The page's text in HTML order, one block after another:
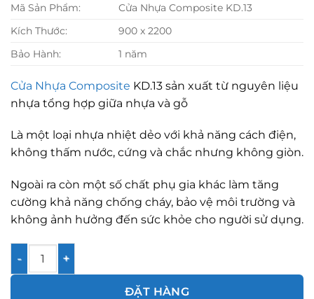
Mã Sản Phẩm:
Cửa Nhựa Composite KD.13
Kích Thước:
900 x 2200
Bảo Hành:
1 năm
Cửa Nhựa Composite KD.13 sản xuất từ nguyên liệu
nhựa tổng hợp giữa nhựa và gỗ
Là một loại nhựa nhiệt dẻo với khả năng cách điện,
không thấm nước, cứng và chắc nhưng không giòn.
Ngoài ra còn một số chất phụ gia khác làm tăng
cường khả năng chống cháy, bảo vệ môi trường và
không ảnh hưởng đến sức khỏe cho người sử dụng.
Cửa Nhựa Composite KD.13 số lượng
ĐẶT HÀNG